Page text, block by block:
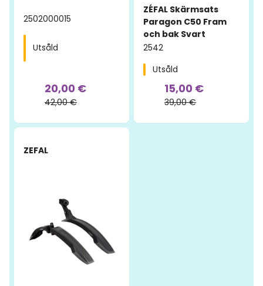
2502000015
Utsåld
20,00 €
42,00 €
ZÉFAL Skärmsats
Paragon C50 Fram
och bak Svart
2542
Utsåld
15,00 €
39,00 €
ZEFAL
-53%